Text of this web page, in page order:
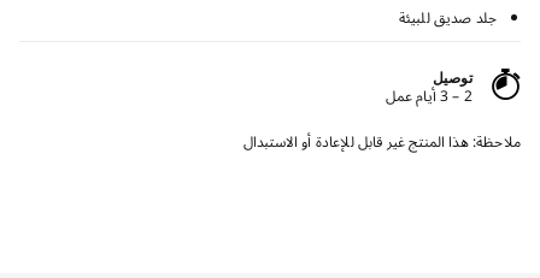
جلد صديق للبيئة
توصيل
2 – 3 أيام عمل
ملاحظة: هذا المنتج غير قابل للإعادة أو الاستبدال